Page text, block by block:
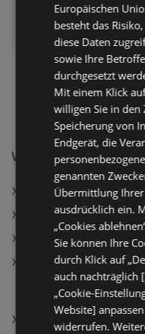
ERHÄLTLICH BEI:
HOFER
Weiterführende Links
Clever Crème Fraîche
essence Blush
essence Nagellack
Samsung 75" Crystal
Prozessor 4K, Metal
(2026); LED TV
Waschtischkombi
Europäischen
besteht das
diese Daten
sowie Ihre
durchgesetzt
Mit einem Klick
willigen Sie in
Speicherung von
Endgerät, die
genannten
Übermittlung
ausdrücklich ein.
„Cookies
Sie können Ihre
durch Klick auf
auch nachträglich
„Cookie-
Website]
widerrufen.